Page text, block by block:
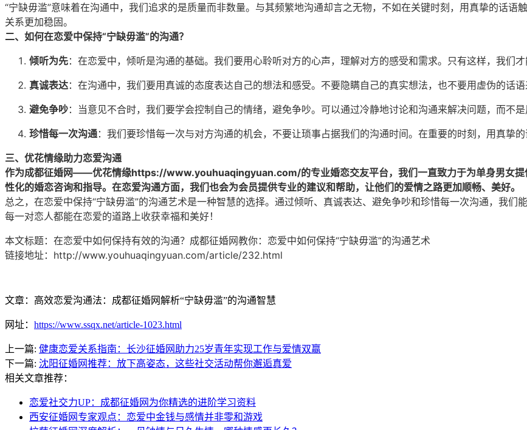
“宁缺毋滥”意味着在沟通中，我们追求的是质量而非数量。与其频繁地沟通却言之无物，不如在关键时刻，用真挚的话
关系更加稳固。
二、如何在恋爱中保持“宁缺毋滥”的沟通？
倾听为先：在恋爱中，倾听是沟通的基础。我们要用心聆听对方的心声，理解对方的感受和需求。只有这样，我们
真诚表达：在沟通中，我们要用真诚的态度表达自己的想法和感受。不要隐瞒自己的真实想法，也不要用虚伪的话
避免争吵：当意见不合时，我们要学会控制自己的情绪，避免争吵。可以通过冷静地讨论和沟通来解决问题，而不是
珍惜每一次沟通：我们要珍惜每一次与对方沟通的机会，不要让琐事占据我们的沟通时间。在重要的时刻，用真挚的
三、优花情缘助力恋爱沟通
作为成都征婚网——优花情缘https://www.youhuaqingyuan.com/的专业婚恋交友平台，我们一直致力于为单身男女
性化的婚恋咨询和指导。在恋爱沟通方面，我们也会为会员提供专业的建议和帮助，让他们的爱情之路更加顺畅、美好。
总之，在恋爱中保持“宁缺毋滥”的沟通艺术是一种智慧的选择。通过倾听、真诚表达、避免争吵和珍惜每一次沟通，我
每一对恋人都能在恋爱的道路上收获幸福和美好！
本文标题： 在恋爱中如何保持有效的沟通？成都征婚网教你：恋爱中如何保持“宁缺毋滥”的沟通艺术
链接地址： http://www.youhuaqingyuan.com/article/232.html
文章：高效恋爱沟通法：成都征婚网解析“宁缺毋滥”的沟通智慧
网址： https://www.ssqx.net/article-1023.html
上一篇: 健康恋爱关系指南：长沙征婚网助力25岁青年实现工作与爱情双赢
下一篇: 沈阳征婚网推荐：放下高姿态，这些社交活动帮你邂逅真爱
相关文章推荐：
恋爱社交力UP：成都征婚网为你精选的进阶学习资料
西安征婚网专家观点：恋爱中金钱与感情并非零和游戏